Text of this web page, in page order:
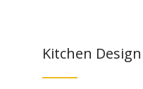
Kitchen Design